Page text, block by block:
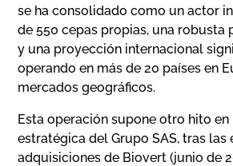
se ha consolidado como un actor
de 550 cepas propias, una robusta
y una proyección internacional
operando en más de 20 países en
mercados geográficos.
Esta operación supone otro hito en
estratégica del Grupo SAS, tras las
adquisiciones de Biovert (junio de